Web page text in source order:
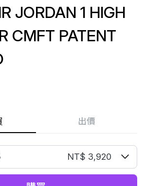
出價
JORDAN 1 HIGH
CMFT PATENT
NT$ 3,920